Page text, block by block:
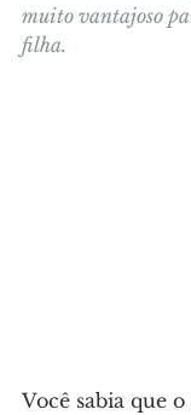
muito vantajoso
filha.
Você sabia que